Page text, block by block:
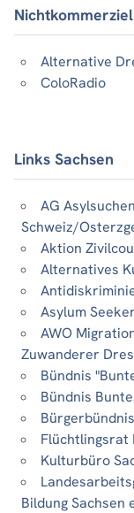
Alternative
ColoRadio
Links Sachsen
AG
Schweiz/
Aktion
Alternatives
Asylum
AWO
Zuwanderer
Bündnis
Bündnis
Flüchtlingsrat
Kulturbüro
Bildung Sachsen